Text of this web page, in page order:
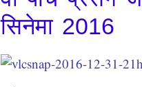
सिनेमा 2016